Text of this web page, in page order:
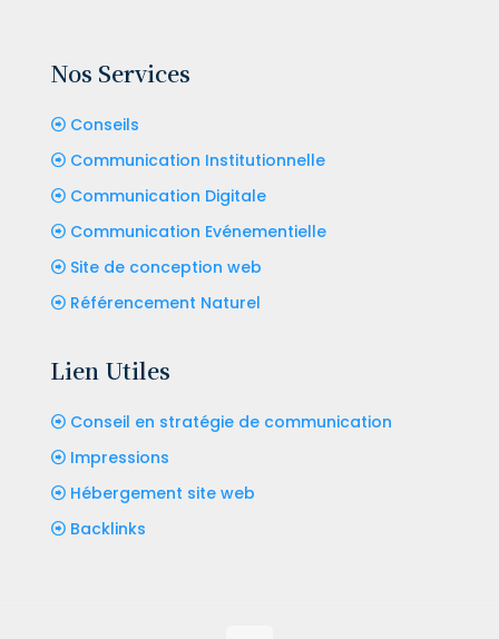
Nos Services
Conseils
Communication Institutionnelle
Communication Digitale
Communication Evénementielle
Site de conception web
Référencement Naturel
Lien Utiles
Conseil en stratégie de communication
Impressions
Hébergement site web
Backlinks